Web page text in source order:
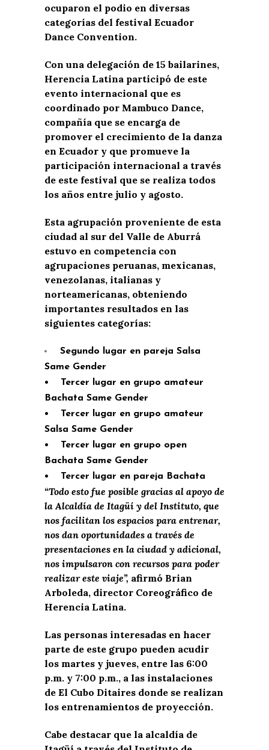
ocuparon el podio en diversas
categorías del festival Ecuador
Dance Convention.
Con una delegación de 15 bailarines,
Herencia Latina participó de este
evento internacional que es
coordinado por Mambuco Dance,
compañía que se encarga de
promover el crecimiento de la danza
en Ecuador y que promueve la
participación internacional a través
de este festival que se realiza todos
los años entre julio y agosto.
Esta agrupación proveniente de esta
ciudad al sur del Valle de Aburrá
estuvo en competencia con
agrupaciones peruanas, mexicanas,
venezolanas, italianas y
norteamericanas, obteniendo
importantes resultados en las
siguientes categorías:
Segundo lugar en pareja Salsa
Same Gender
• Tercer lugar en grupo amateur
Bachata Same Gender
• Tercer lugar en grupo amateur
Salsa Same Gender
• Tercer lugar en grupo open
Bachata Same Gender
• Tercer lugar en pareja Bachata
“Todo esto fue posible gracias al apoyo de
la Alcaldía de Itagüí y del Instituto, que
nos facilitan los espacios para entrenar,
nos dan oportunidades a través de
presentaciones en la ciudad y adicional,
nos impulsaron con recursos para poder
realizar este viaje”, afirmó Brian
Arboleda, director Coreográfico de
Herencia Latina.
Las personas interesadas en hacer
parte de este grupo pueden acudir
los martes y jueves, entre las 6:00
p.m. y 7:00 p.m., a las instalaciones
de El Cubo Ditaires donde se realizan
los entrenamientos de proyección.
Cabe destacar que la alcaldía de